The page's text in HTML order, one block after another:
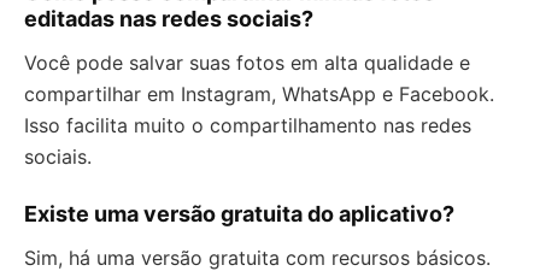
editadas nas redes sociais?
Você pode salvar suas fotos em alta qualidade e
compartilhar em Instagram, WhatsApp e Facebook.
Isso facilita muito o compartilhamento nas redes
sociais.
Existe uma versão gratuita do aplicativo?
Sim, há uma versão gratuita com recursos básicos.